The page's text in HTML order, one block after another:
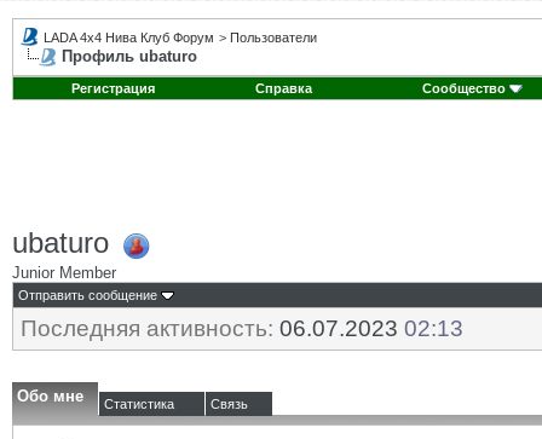
LADA 4x4 Нива Клуб Форум > Пользователи
Профиль ubaturo
Регистрация Справка Сообщество
ubaturo
Junior Member
Отправить сообщение
Последняя активность: 06.07.2023 02:13
Обо мне Статистика Связь